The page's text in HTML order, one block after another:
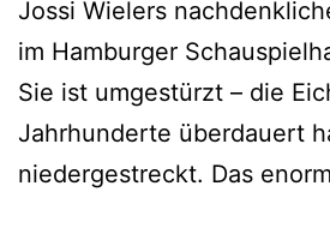
Jossi Wielers
im Hamburger
Sie ist umgestürzt – die
Jahrhunderte überdauert
niedergestreckt. Das